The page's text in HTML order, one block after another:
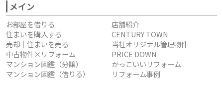
メイン
お部屋を借りる
店舗紹介
住まいを購入する
CENTURY TOWN
売却｜住まいを売る
当社オリジナル管理物件
中古物件×リフォーム
PRICE DOWN
マンション図鑑（分譲）
かっこいいリフォーム
マンション図鑑（借りる）
リフォーム事例